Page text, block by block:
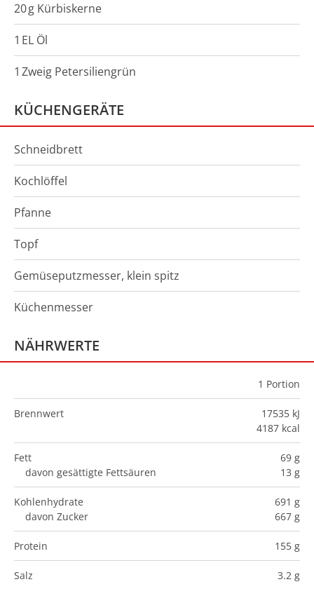
20g Kürbiskerne
1 EL Öl
1 Zweig Petersiliengrün
KÜCHENGERÄTE
Schneidbrett
Kochlöffel
Pfanne
Topf
Gemüseputzmesser, klein spitz
Küchenmesser
NÄHRWERTE
1 Portion
Brennwert
17535 kJ
4187 kcal
Fett
69 g
davon gesättigte Fettsäuren
13 g
Kohlenhydrate
691 g
davon Zucker
667 g
Protein 155 g
Salz 3.2 g